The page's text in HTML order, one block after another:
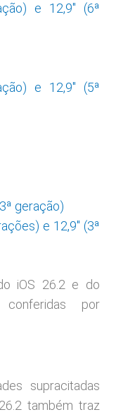
e 12,9″ (6ª
e 12,9″ (5ª
geração)
e 12,9″ (3ª
iOS 26.2 e do
por
supracitadas
também traz